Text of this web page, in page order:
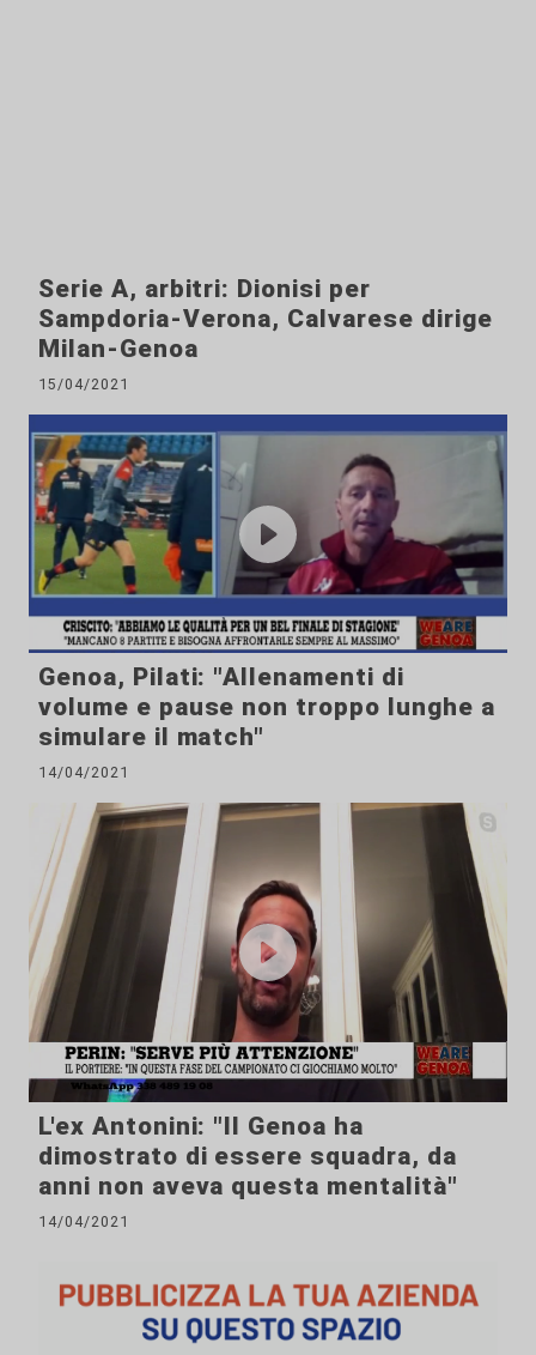
Serie A, arbitri: Dionisi per
Sampdoria-Verona, Calvarese dirige
Milan-Genoa
15/04/2021
Genoa, Pilati: "Allenamenti di
volume e pause non troppo lunghe a
simulare il match"
14/04/2021
L'ex Antonini: "Il Genoa ha
dimostrato di essere squadra, da
anni non aveva questa mentalità"
14/04/2021